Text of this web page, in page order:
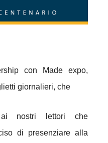
con Made expo,
giornalieri, che
nostri lettori che
di presenziare alla